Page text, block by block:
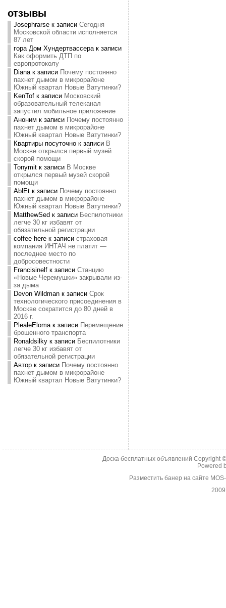
отзывы
Josephrarseк записи Сегодня
Московской области исполняется
87 лет
гора Дом Хундертвассерак записи
Как оформить ДТП по
европротоколу
Dianaк записи Почему постоянно
пахнет дымом в микрорайоне
Южный квартал Новые Ватутинки?
KenTofк записи Московский
образовательный телеканал
запустил мобильное приложение
Аноним к записи Почему постоянно
пахнет дымом в микрорайоне
Южный квартал Новые Ватутинки?
Квартиры посуточнок записи В
Москве открылся первый музей
скорой помощи
Tonymitк записи В Москве
открылся первый музей скорой
помощи
AblEtк записи Почему постоянно
пахнет дымом в микрорайоне
Южный квартал Новые Ватутинки?
MatthewSed к записи Беспилотники
легче 30 кг избавят от
обязательной регистрации
coffee hereк записи страховая
компания ИНТАЧ не платит —
последнее место по
добросовестности
Francisinelfк записи Станцию
«Новые Черемушки» закрывали из-
за дыма
Devon Wildmanк записи Срок
технологического присоединения в
Москве сократится до 80 дней в
2016 г.
PlealeElomaк записи Перемещение
брошенного транспорта
Ronaldsilkyк записи Беспилотники
легче 30 кг избавят от
обязательной регистрации
Авторк записи Почему постоянно
пахнет дымом в микрорайоне
Южный квартал Новые Ватутинки?
Доска бесплатных объявлений Copyright
Powered
Разместить банер на сайте